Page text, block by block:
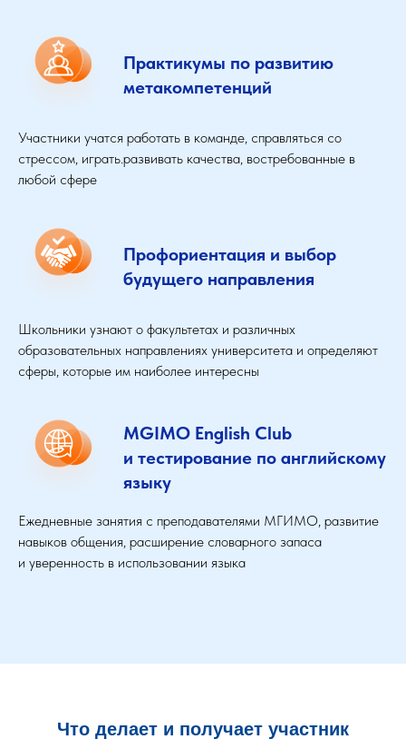
Практикумы по развитию
метакомпетенций
Участники учатся работать в команде, справляться со
стрессом, играть.развивать качества, востребованные в
любой сфере
Профориентация и выбор
будущего направления
Школьники узнают о факультетах и различных
образовательных направлениях университета и определяют
сферы, которые им наиболее интересны
MGIMO English Club
и тестирование по английскому
языку
Ежедневные занятия с преподавателями МГИМО, развитие
навыков общения, расширение словарного запаса
и уверенность в использовании языка
Что делает и получает участник